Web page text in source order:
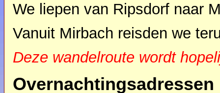
We liepen van Ripsdorf naar
Vanuit Mirbach reisden we
Deze wandelroute wordt